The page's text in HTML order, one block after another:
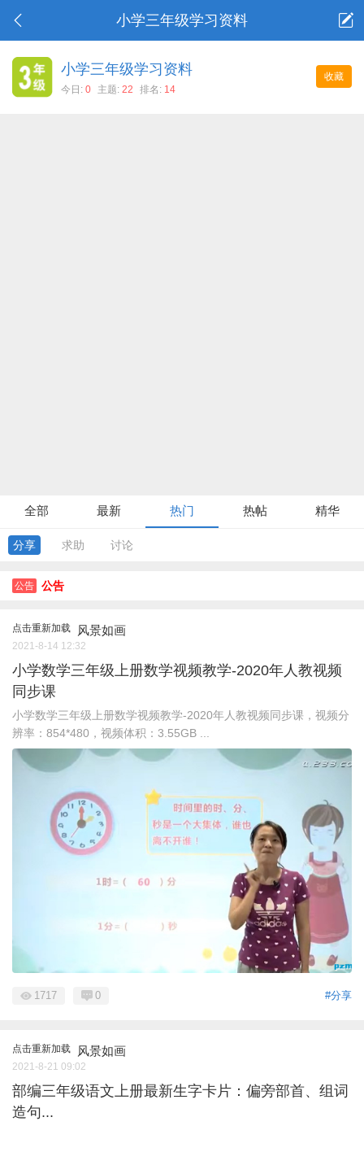
小学三年级学习资料
收藏
小学三年级学习资料
今日: 0 主题: 22 排名: 14
全部 最新 热门 热帖 精华
分享 求助 讨论
公告 公告
点击重新加载 风景如画
2021-8-14 12:32
小学数学三年级上册数学视频教学-2020年人教视频
同步课
小学数学三年级上册数学视频教学-2020年人教视频同步课，视频分
辨率：854*480，视频体积：3.55GB ...
#分享
1717 0
点击重新加载 风景如画
2021-8-21 09:02
部编三年级语文上册最新生字卡片：偏旁部首、组词
造句...